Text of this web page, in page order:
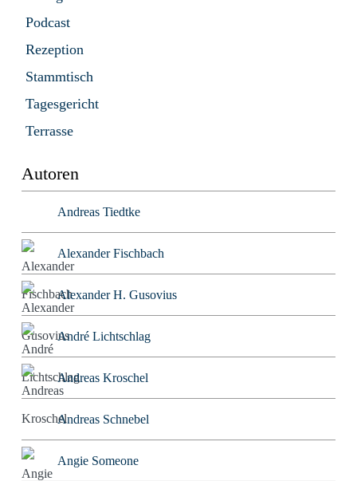
Podcast
Rezeption
Stammtisch
Tagesgericht
Terrasse
Autoren
Andreas Tiedtke
Alexander Fischbach
Alexander H. Gusovius
André Lichtschlag
Andreas Kroschel
Andreas Schnebel
Angie Someone